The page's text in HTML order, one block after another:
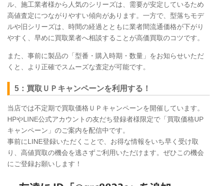
ル、施工業者様から人気のシリーズは、需要が安定しているため
高値査定につながりやすい傾向があります。一方で、型落ちモデ
ルや旧シリーズは、時間の経過とともに業者間流通価格が下がり
やすく、早めに買取業者へ相談することが高価買取のコツです。
また、事前に製品の「型番・購入時期・数量」をお知らせいただ
くと、より正確でスムーズな査定が可能です。
5：買取ＵＰキャンペーンを利用する！
当店では不定期で買取価格ＵＰキャンペーンを開催しています。
HPやLINE公式アカウントの友だち登録者様限定で「買取価格UP
キャンペーン」のご案内を配信中です。
事前にLINE登録いただくことで、お得な情報をいち早く受け取
り、高値買取の機会を逃さずご利用いただけます。ぜひこの機会
にご登録お願いします！